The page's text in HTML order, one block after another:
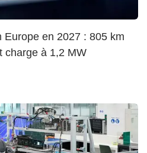
Europe en 2027 : 805 km
charge à 1,2 MW